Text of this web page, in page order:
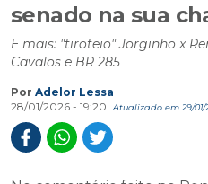
senado na sua
E mais: "tiroteio" Jorginho x
Cavalos e BR 285
Por Adelor Lessa
28/01/2026 - 19:20
Atualizado em 29/01/